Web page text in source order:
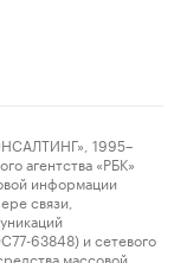
1995–
агентства «РБК»
информации
связи,
63848) и сетевого
массовой